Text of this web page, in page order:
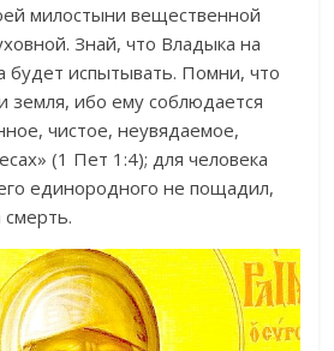
милостыни вещественной
Знай, что Владыка на
будет испытывать. Помни, что
земля, ибо ему соблюдается
чистое, неувядаемое,
(1 Пет 1:4); для человека
единородного не пощадил,
смерть.